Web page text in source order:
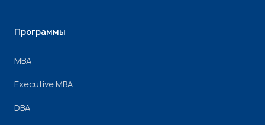
Программы
МВА
Executive MBA
DBA